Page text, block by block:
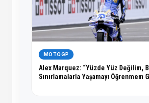
MOTOGP
Alex Marquez: “Yüzde Yüz Değilim,
Sınırlamalarla Yaşamayı Öğrenmem